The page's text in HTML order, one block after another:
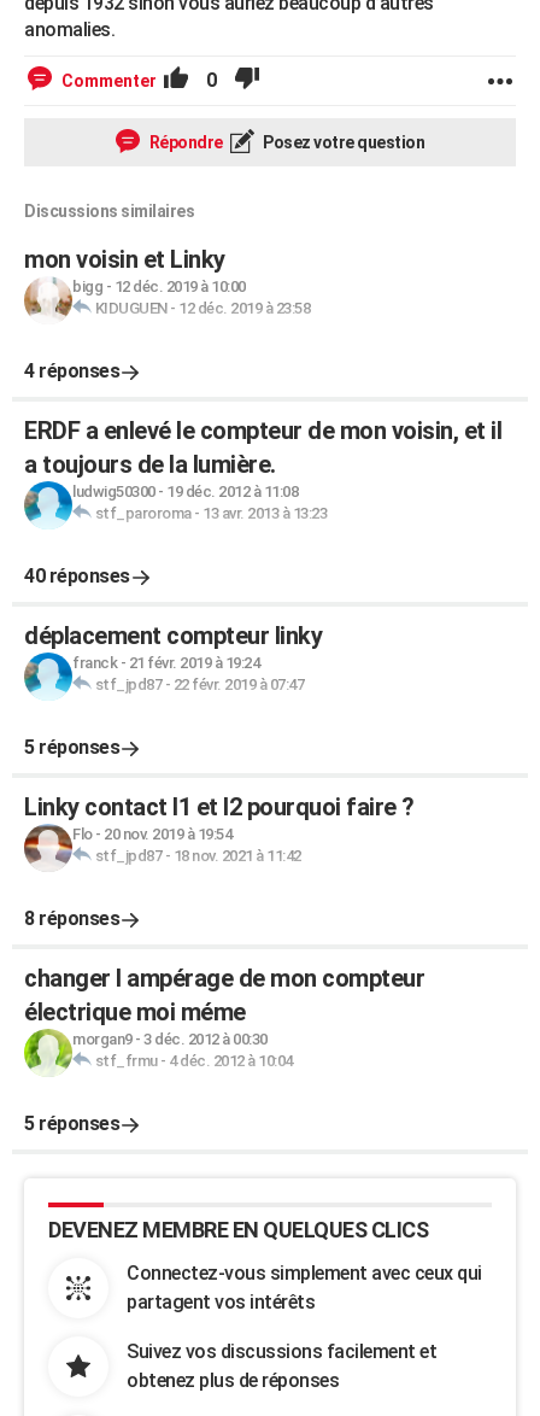
anomalies.
Commenter 0
Répondre Posez votre question
Discussions similaires
mon voisin et Linky
bigg - 12 déc. 2019 à 10:00
KIDUGUEN- 12 déc. 2019 à 23:58
4 réponses
ERDF a enlevé le compteur de mon voisin, et il
a toujours de la lumière.
ludwig50300- 19 déc. 2012 à 11:08
stf_paroroma- 13 avr. 2013 à 13:23
40 réponses
déplacement compteur linky
franck- 21 févr. 2019 à 19:24
stf_jpd87- 22 févr. 2019 à 07:47
5 réponses
Linky contact I1 et I2 pourquoi faire ?
Flo- 20 nov. 2019 à 19:54
stf_jpd87- 18 nov. 2021 à 11:42
8 réponses
changer l ampérage de mon compteur
électrique moi méme
morgan9- 3 déc. 2012 à 00:30
stf_frmu- 4 déc. 2012 à 10:04
5 réponses
DEVENEZ MEMBRE EN QUELQUES CLICS
Connectez-vous simplement avec ceux qui
partagent vos intérêts
Suivez vos discussions facilement et
obtenez plus de réponses